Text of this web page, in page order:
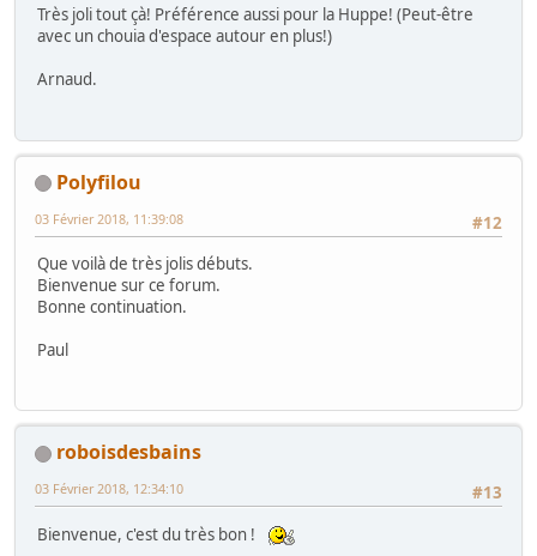
Très joli tout çà! Préférence aussi pour la Huppe! (Peut-être
avec un chouia d'espace autour en plus!)
Arnaud.
Polyfilou
#12
03 Février 2018, 11:39:08
Que voilà de très jolis débuts.
Bienvenue sur ce forum.
Bonne continuation.
Paul
roboisdesbains
#13
03 Février 2018, 12:34:10
Bienvenue, c'est du très bon !